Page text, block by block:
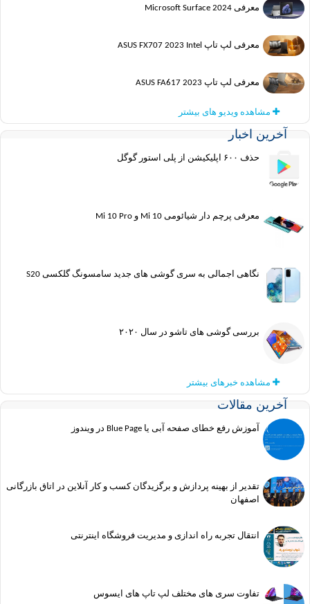
معرفی Microsoft Surface 2024
معرفی لپ تاپ ASUS FX707 2023 Intel
معرفی لپ تاپ ASUS FA617 2023
مشاهده ویدیو های بیشتر
آخرین اخبار
حذف ۶۰۰ اپلیکیشن از پلی استور گوگل
معرفی پرچم دار شیائومی Mi 10 و Mi 10 Pro
نگاهی اجمالی به سری گوشی های جدید سامسونگ گلکسی S20
بررسی گوشی های تاشو در سال ۲۰۲۰
مشاهده خبرهای بیشتر
آخرین مقالات
آموزش رفع خطای صفحه آبی یا Blue Page در ویندوز
تقدیر از بهینه پردازش و برگزیدگان کسب و کار آنلاین در اتاق بازرگانی
اصفهان
انتقال تجربه راه اندازی و مدیریت فروشگاه اینترنتی
تفاوت سری های مختلف لپ تاپ های ایسوس